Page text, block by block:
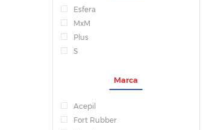
Esfera
MxM
Plus
S
Marca
Acepil
Fort Rubber